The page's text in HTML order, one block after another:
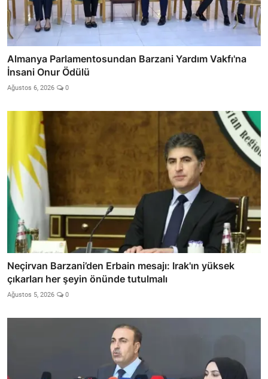
Almanya Parlamentosundan Barzani Yardım Vakfı'na
İnsani Onur Ödülü
Ağustos 6, 2026 0
Neçirvan Barzani’den Erbain mesajı: Irak'ın yüksek
çıkarları her şeyin önünde tutulmalı
Ağustos 5, 2026 0